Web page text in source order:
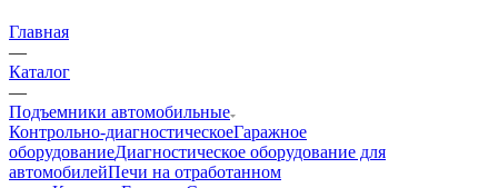
Главная
—
Каталог
—
Подъемники автомобильные
Контрольно-диагностическоеГаражное
оборудованиеДиагностическое оборудование для
автомобилейПечи на отработанном